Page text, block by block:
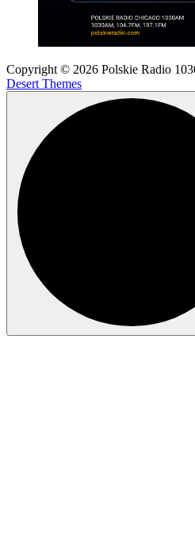
Copyright © 2026 Polskie Radio
Desert Themes